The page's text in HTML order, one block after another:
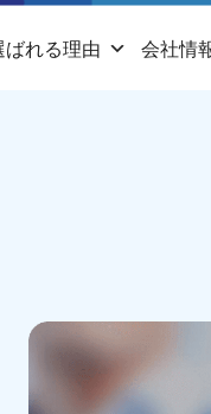
れる理由 会社情